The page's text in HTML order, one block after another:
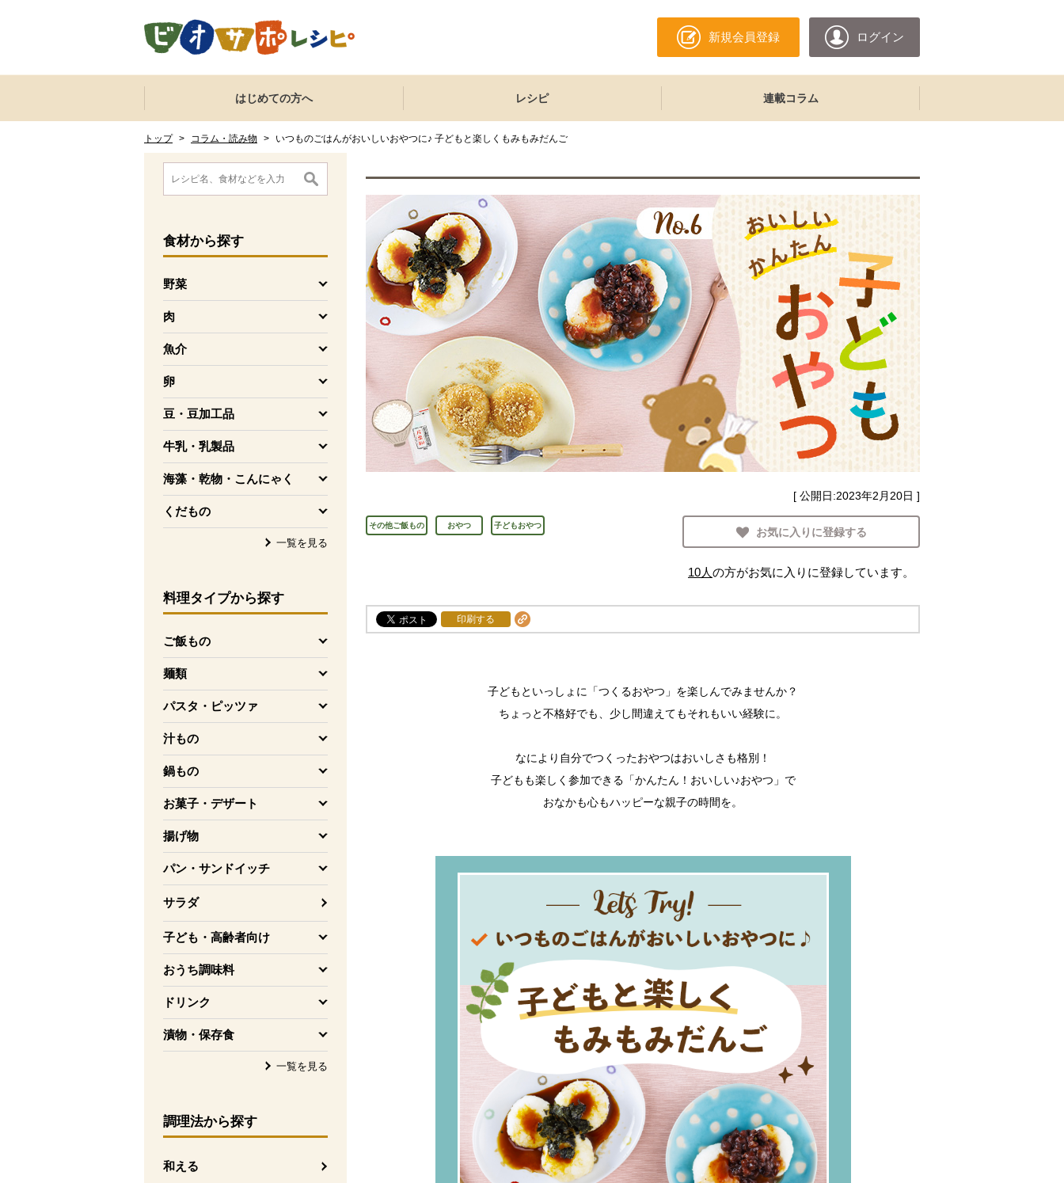
新規会員登録 ログイン
ここからサイト内共通メニューです。
サイト内共通メニューをスキップする
はじめての方へ レシピ 連載コラム
トップ > コラム・読み物 > いつものごはんがおいしいおやつに♪ 子どもと楽しくもみもみだんご
ここから消費材検索メニューです。
食材から探す
野菜
を開く
肉
を開く
魚介
を開く
卵
を開く
豆・豆加工品
を開く
牛乳・乳製品
を開く
海藻・乾物・こんにゃく
を開く
くだもの
を開く
一覧を見る
料理タイプから探す
ご飯もの
を開く
麺類
を開く
パスタ・ピッツァ
を開く
汁もの
を開く
鍋もの
を開く
お菓子・デザート
を開く
揚げ物
を開く
パン・サンドイッチ
を開く
サラダ
子ども・高齢者向け
を開く
おうち調味料
を開く
ドリンク
を開く
漬物・保存食
を開く
一覧を見る
調理法から探す
和える
消費材検索メニューここまで。
ここから本文です。
[ 公開日:2023年2月20日 ]
その他ご飯もの おやつ 子どもおやつ
お気に入りに登録する
10人の方がお気に入りに登録しています。
印刷する
子どもといっしょに「つくるおやつ」を楽しんでみませんか？
ちょっと不格好でも、少し間違えてもそれもいい経験に。
なにより自分でつくったおやつはおいしさも格別！
子どもも楽しく参加できる「かんたん！おいしい♪おやつ」で
おなかも心もハッピーな親子の時間を。